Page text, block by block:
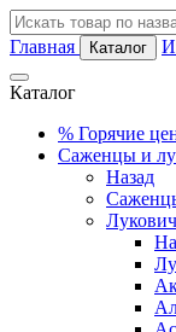
Главная Каталог
Каталог
% Горячие
Саженцы и
Назад